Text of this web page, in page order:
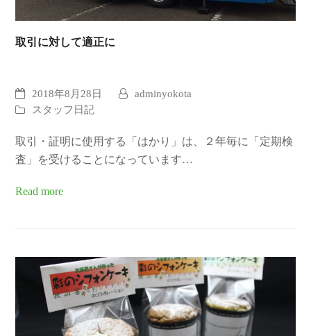
取引に対して適正に
2018年8月28日
adminyokota
スタッフ日記
取引・証明に使用する「はかり」は、２年毎に「定期検
査」を受けることになっています…
Read more